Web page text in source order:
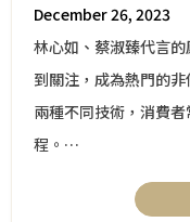
December 26, 2023
林心如、蔡淑臻代言
到關注，成為熱門的
兩種不同技術，消費
程。
本篇文章將深入比較
作用原理、療程特色